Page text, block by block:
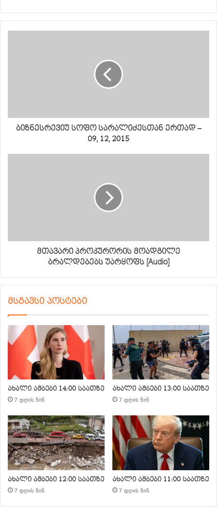
ბიზნესრევიუ სოფო სარალიძესთან ერთად –
09, 12, 2015
მთავარი პროკურორის მოადგილე
ბრალდებებს უარყოფს [Audio]
მსგავსი პოსტები
ახალი ამბები 14:00 საათზე
7 დღის წინ
ახალი ამბები 13:00 საათზე
7 დღის წინ
ახალი ამბები 12:00 საათზე
7 დღის წინ
ახალი ამბები 11:00 საათზე
7 დღის წინ